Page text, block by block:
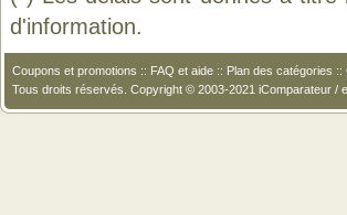
d'information.
Coupons et promotions :: FAQ et aide :: Plan des catégories ::
Tous droits réservés. Copyright © 2003-2021 iComparateur /